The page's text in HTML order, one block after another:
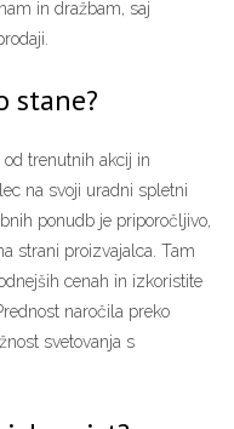
in dražbam, saj
stane?
trenutnih akcij in
na svoji uradni spletni
ponudb je priporočljivo,
strani proizvajalca. Tam
cenah in izkoristite
naročila preko
svetovanja s